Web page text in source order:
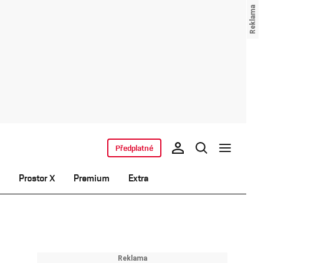
Prostor X Premium Extra
Předplatné